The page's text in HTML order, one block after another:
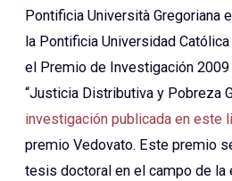
Pontificia Università Gregoriana
la Pontificia Universidad
el Premio de Investigación 2009
“Justicia Distributiva y Pobreza
investigación publicada en este
premio Vedovato. Este premio
tesis doctoral en el campo de la